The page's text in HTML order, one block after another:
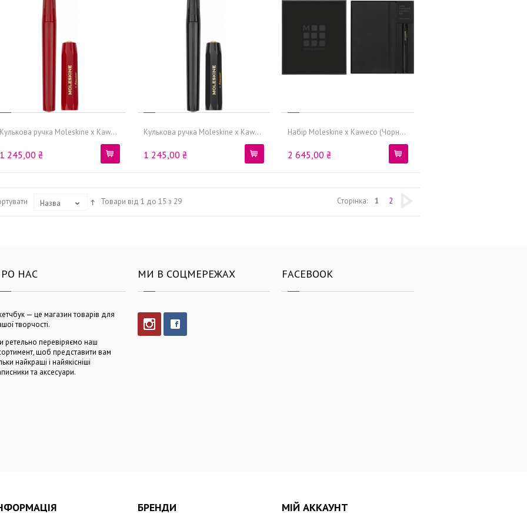
Кулькова ручка Moleskine x Kaw...
1 245,00 ₴
Кулькова ручка Moleskine x Kaw...
1 245,00 ₴
Набір Moleskine x Kaweco (Чорн...
2 645,00 ₴
Назва Товари від 1 до 15 з 29 Сторінка: 1 2
НАС
— це магазин товарів для
творчості.
ретельно перевіряємо наш
щоб представити вам
найкращі і найякісніші
та аксесуари.
МИ В СОЦМЕРЕЖАХ FACEBOOK
БРЕНДИ МІЙ АККАУНТ